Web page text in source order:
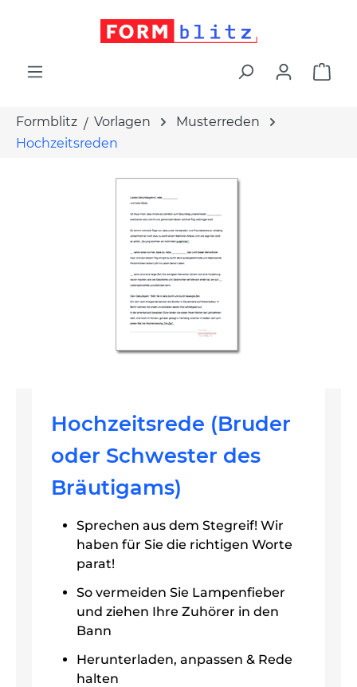
Formblitz Vorlagen
Musterreden
Hochzeitsreden
Hochzeitsrede (Bruder
oder Schwester des
Bräutigams)
Sprechen aus dem Stegreif! Wir
haben für Sie die richtigen Worte
parat!
So vermeiden Sie Lampenfieber
und ziehen Ihre Zuhörer in den
Bann
Herunterladen, anpassen & Rede
halten